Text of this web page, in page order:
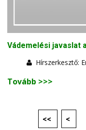
Vádemelési javaslat
Hírszerkesztő:
Tovább >>>
<< <